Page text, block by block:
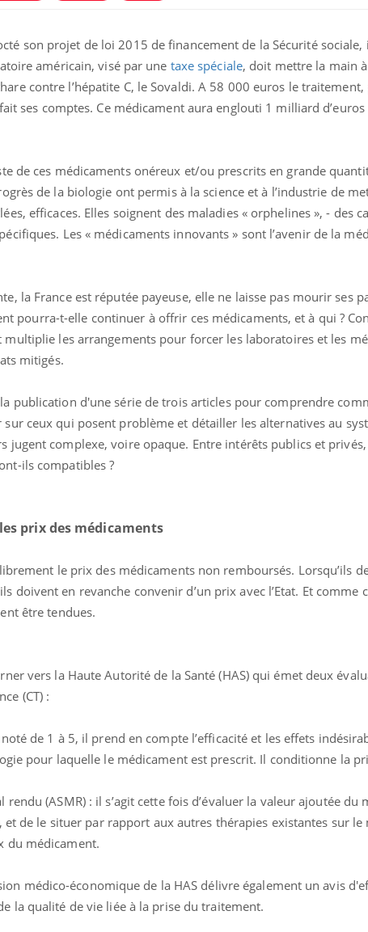
son projet de loi 2015 de financement de la Sécurité sociale,
américain, visé par une taxe spéciale, doit mettre la main
contre l’hépatite C, le Sovaldi. A 58 000 euros le
ses comptes. Ce médicament aura englouti 1 milliard d’euros
de ces médicaments onéreux et/ou prescrits en grande
de la biologie ont permis à la science et à l’industrie de
efficaces. Elles soignent des maladies « orphelines », - des
Les « médicaments innovants » sont l’avenir de la
la France est réputée payeuse, elle ne laisse pas mourir ses
pourra-t-elle continuer à offrir ces médicaments, et à qui ?
multiplie les arrangements pour forcer les laboratoires et les
mitigés.
publication d'une série de trois articles pour comprendre
ceux qui posent problème et détailler les alternatives au
jugent complexe, voire opaque. Entre intérêts publics et
ils compatibles ?
prix des médicaments
le prix des médicaments non remboursés. Lorsqu’ils
doivent en revanche convenir d’un prix avec l’Etat. Et comme
être tendues.
vers la Haute Autorité de la Santé (HAS) qui émet deux
(CT) :
de 1 à 5, il prend en compte l’efficacité et les effets
pour laquelle le médicament est prescrit. Il conditionne la
(ASMR) : il s’agit cette fois d’évaluer la valeur ajoutée du
de le situer par rapport aux autres thérapies existantes sur le
du médicament.
médico-économique de la HAS délivre également un avis
la qualité de vie liée à la prise du traitement.
sans raison apparente ?
Fatigue en vacances :
Et si les caries pouvaient
bientôt disparaître sans
plombage ?
c'est
la
Les
Mon
très